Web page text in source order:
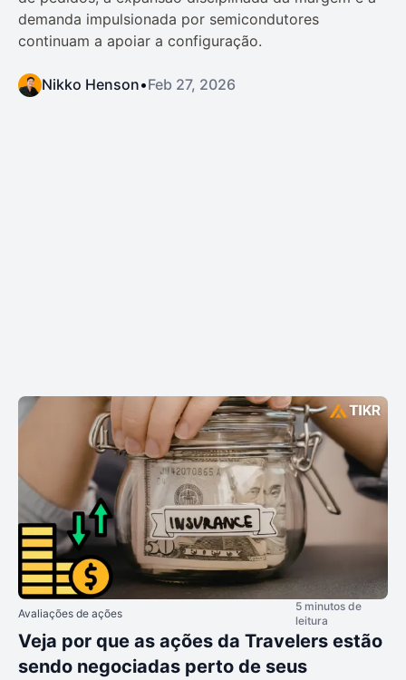
demanda impulsionada por semicondutores
continuam a apoiar a configuração.
Nikko Henson•Feb 27, 2026
Avaliações de ações
5 minutos de
leitura
Veja por que as ações da Travelers estão
sendo negociadas perto de seus